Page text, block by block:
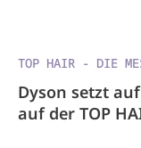
TOP HAIR - DIE
Dyson setzt
auf der TOP